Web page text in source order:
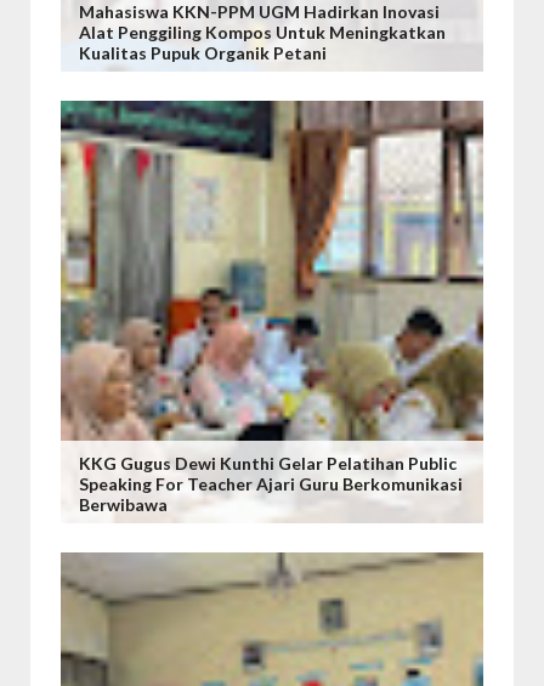
Mahasiswa KKN-PPM UGM Hadirkan Inovasi
Alat Penggiling Kompos Untuk Meningkatkan
Kualitas Pupuk Organik Petani
KKG Gugus Dewi Kunthi Gelar Pelatihan Public
Speaking For Teacher Ajari Guru Berkomunikasi
Berwibawa